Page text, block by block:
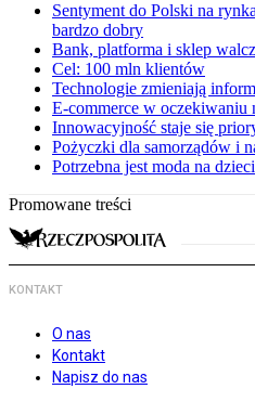
Sentyment do Polski na
bardzo dobry
Bank, platforma i sklep
Cel: 100 mln klientów
Technologie zmieniają
E-commerce w oczekiwaniu
Innowacyjność staje się
Pożyczki dla samorządów i
Potrzebna jest moda na dzieci
Promowane treści
KONTAKT
O nas
Kontakt
Napisz do nas